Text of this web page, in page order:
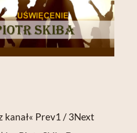
kanał« Prev1 / 3Next